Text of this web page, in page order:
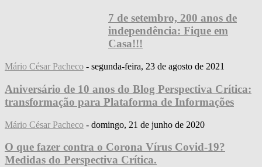
7 de setembro, 200 anos de
independência: Fique em
Casa!!!
Mário César Pacheco - segunda-feira, 23 de agosto de 2021
Aniversário de 10 anos do Blog Perspectiva Crítica:
transformação para Plataforma de Informações
Mário César Pacheco - domingo, 21 de junho de 2020
O que fazer contra o Corona Vírus Covid-19?
Medidas do Perspectiva Crítica.